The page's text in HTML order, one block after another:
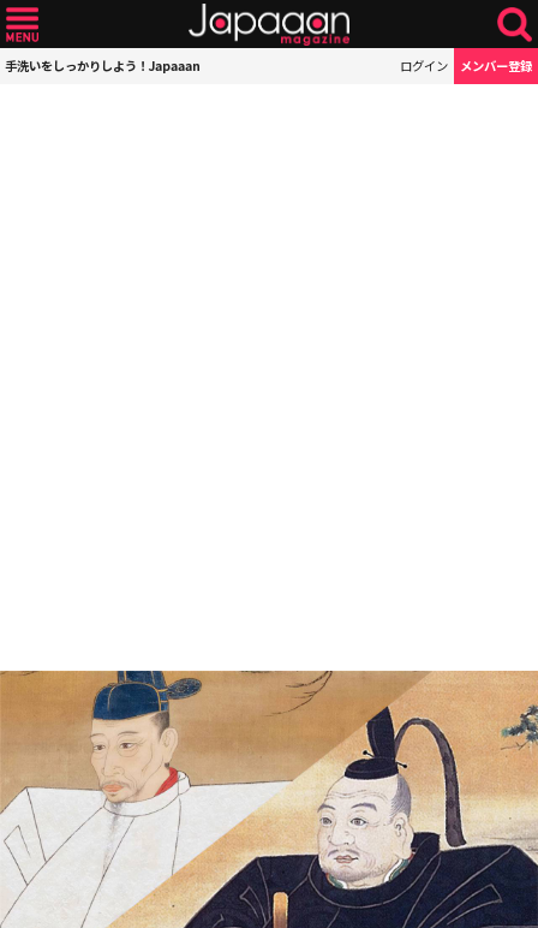
手洗いをしっかりしよう！Japaaan ログイン メンバー登録